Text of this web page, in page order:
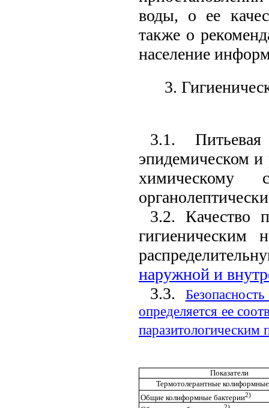
воды, о ее
также о
население
3.
3.1.
эпидемическом
химическому
3.2. Качество
гигиеническим
наружной и
3.3.
определяется ее
паразитологическим
Показатели
Термотолерантные
Общие колиформные бактерии2)
2)